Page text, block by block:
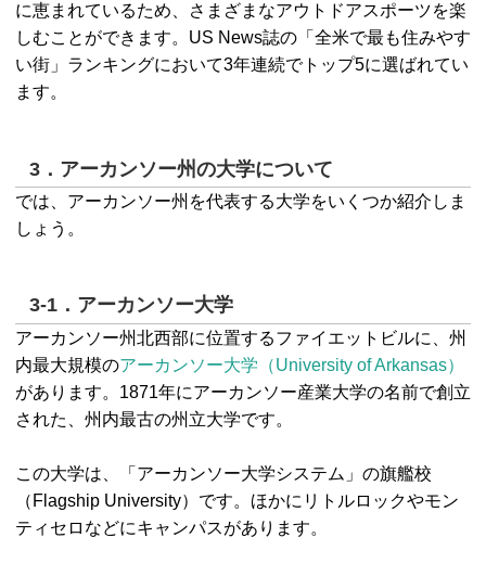
に恵まれているため、さまざまなアウトドアスポーツを楽
しむことができます。US News誌の「全米で最も住みやす
い街」ランキングにおいて3年連続でトップ5に選ばれてい
ます。
3．アーカンソー州の大学について
では、アーカンソー州を代表する大学をいくつか紹介しま
しょう。
3-1．アーカンソー大学
アーカンソー州北西部に位置するファイエットビルに、州
内最大規模のアーカンソー大学（University of Arkansas）
があります。1871年にアーカンソー産業大学の名前で創立
された、州内最古の州立大学です。
この大学は、「アーカンソー大学システム」の旗艦校
（Flagship University）です。ほかにリトルロックやモン
ティセロなどにキャンパスがあります。